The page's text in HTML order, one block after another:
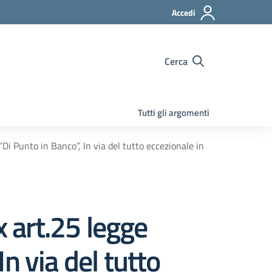
Accedi
Cerca
Tutti gli argomenti
Punto in Banco”, In via del tutto eccezionale in
art.25 legge
via del tutto